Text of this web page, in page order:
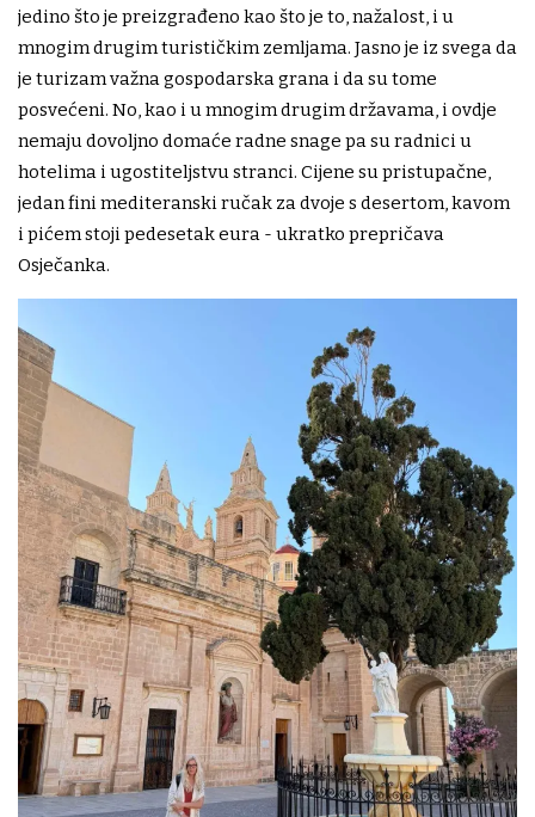
jedino što je preizgrađeno kao što je to, nažalost, i u
mnogim drugim turističkim zemljama. Jasno je iz svega da
je turizam važna gospodarska grana i da su tome
posvećeni. No, kao i u mnogim drugim državama, i ovdje
nemaju dovoljno domaće radne snage pa su radnici u
hotelima i ugostiteljstvu stranci. Cijene su pristupačne,
jedan fini mediteranski ručak za dvoje s desertom, kavom
i pićem stoji pedesetak eura - ukratko prepričava
Osječanka.